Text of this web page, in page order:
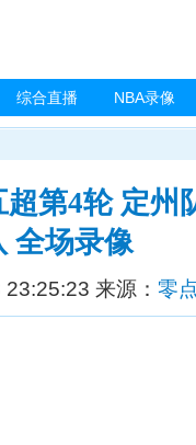
综合直播 NBA录像
第4轮 定州
全场录像
23:25:23 来源： 零